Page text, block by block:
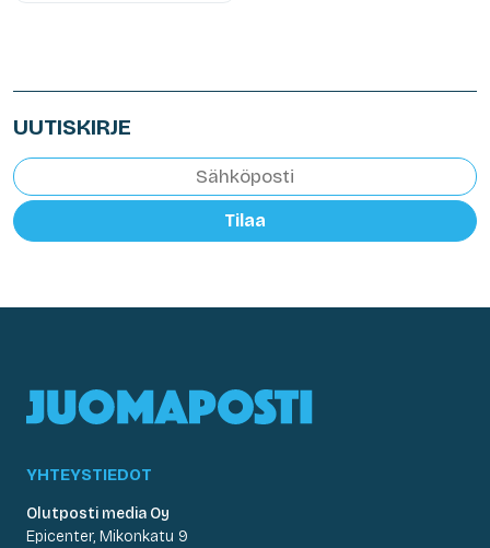
UUTISKIRJE
Tilaa
YHTEYSTIEDOT
Olutposti media Oy
Epicenter, Mikonkatu 9